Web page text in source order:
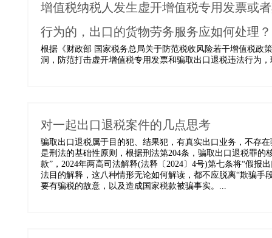
增值税纳税人发生虚开增值税专用发票或
行为的，出口的货物劳务服务应如何处理？
根据《财政部 国家税务总局关于防范税收风险若干增值税政
洞，防范打击虚开增值税专用发票和骗取出口退税违法行为
对一起出口退税案件的几点思考
骗取出口退税属于目的犯、结果犯，有真实出口业务，不存
是刑法的基础性原则，根据刑法第204条，骗取出口退税罪
款”，2024年两高司法解释(法释〔2024〕4号)第七条将“假报
法目的解释，这八种情形无论如何解读，都不应脱离“欺骗
要有骗税的故意，以及造成国家税款被骗事实。...